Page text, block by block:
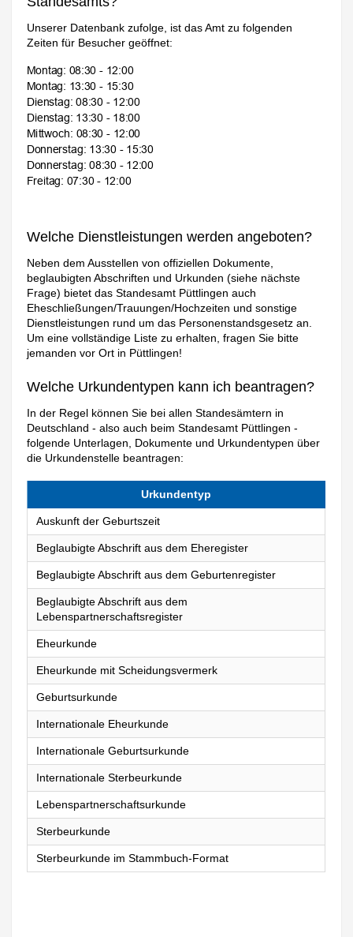
Unserer Datenbank zufolge, ist das Amt zu folgenden
Zeiten für Besucher geöffnet:
Welche Dienstleistungen werden angeboten?
Neben dem Ausstellen von offiziellen Dokumente,
beglaubigten Abschriften und Urkunden (siehe nächste
Frage) bietet das Standesamt Püttlingen auch
Eheschließungen/Trauungen/Hochzeiten und sonstige
Dienstleistungen rund um das Personenstandsgesetz an.
Um eine vollständige Liste zu erhalten, fragen Sie bitte
jemanden vor Ort in Püttlingen!
Welche Urkundentypen kann ich beantragen?
In der Regel können Sie bei allen Standesämtern in
Deutschland - also auch beim Standesamt Püttlingen -
folgende Unterlagen, Dokumente und Urkundentypen über
die Urkundenstelle beantragen:
Urkundentyp
Auskunft der Geburtszeit
Beglaubigte Abschrift aus dem Eheregister
Beglaubigte Abschrift aus dem Geburtenregister
Beglaubigte Abschrift aus dem
Lebenspartnerschaftsregister
Eheurkunde
Eheurkunde mit Scheidungsvermerk
Geburtsurkunde
Internationale Eheurkunde
Internationale Geburtsurkunde
Internationale Sterbeurkunde
Lebenspartnerschaftsurkunde
Sterbeurkunde
Sterbeurkunde im Stammbuch-Format